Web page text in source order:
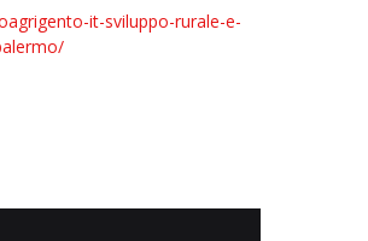
it-sviluppo-rurale-e-